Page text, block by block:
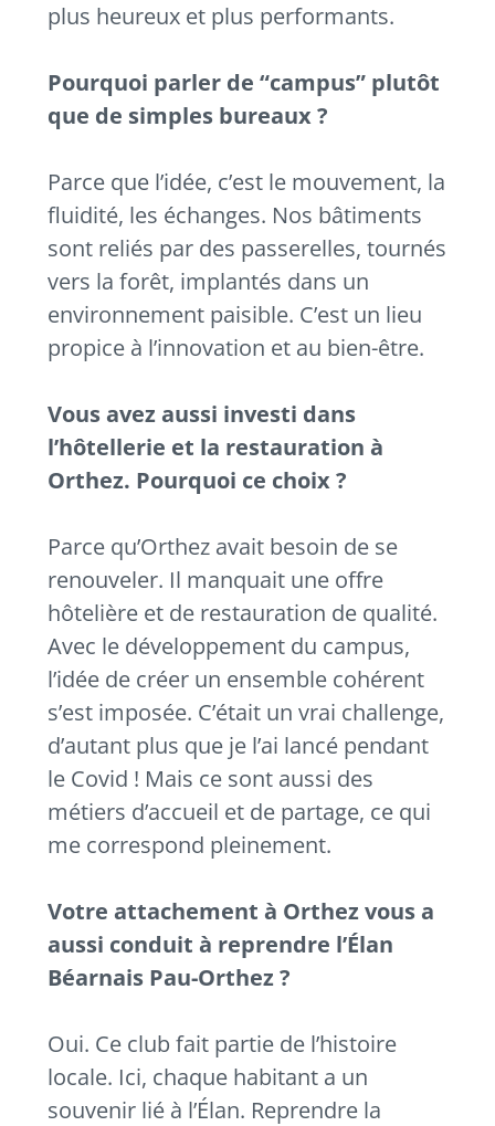
plus heureux et plus performants.
Pourquoi parler de “campus” plutôt
que de simples bureaux ?
Parce que l’idée, c’est le mouvement, la
fluidité, les échanges. Nos bâtiments
sont reliés par des passerelles, tournés
vers la forêt, implantés dans un
environnement paisible. C’est un lieu
propice à l’innovation et au bien-être.
Vous avez aussi investi dans
l’hôtellerie et la restauration à
Orthez. Pourquoi ce choix ?
Parce qu’Orthez avait besoin de se
renouveler. Il manquait une offre
hôtelière et de restauration de qualité.
Avec le développement du campus,
l’idée de créer un ensemble cohérent
s’est imposée. C’était un vrai challenge,
d’autant plus que je l’ai lancé pendant
le Covid ! Mais ce sont aussi des
métiers d’accueil et de partage, ce qui
me correspond pleinement.
Votre attachement à Orthez vous a
aussi conduit à reprendre l’Élan
Béarnais Pau-Orthez ?
Oui. Ce club fait partie de l’histoire
locale. Ici, chaque habitant a un
souvenir lié à l’Élan. Reprendre la